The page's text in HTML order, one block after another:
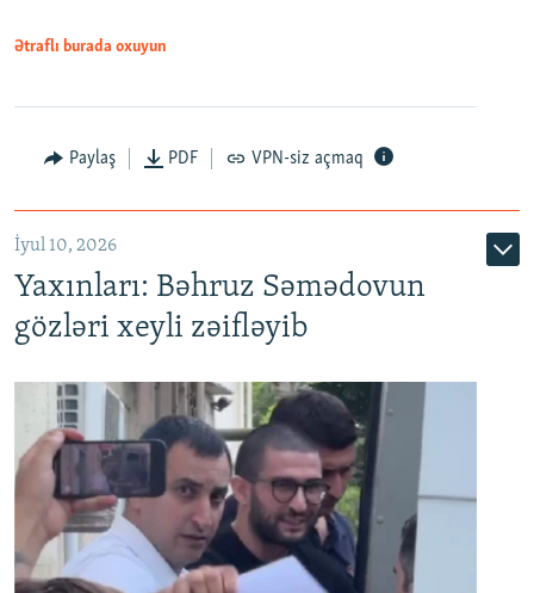
Ətraflı burada oxuyun
Paylaş PDF VPN-siz açmaq
İyul 10, 2026
Yaxınları: Bəhruz Səmədovun
gözləri xeyli zəifləyib